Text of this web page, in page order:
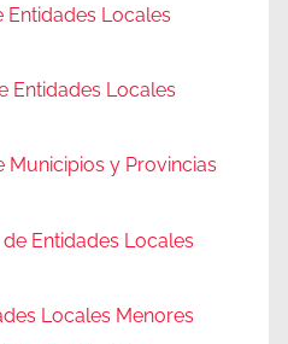
Entidades Locales
Entidades Locales
Municipios y Provincias
Entidades Locales
Locales Menores